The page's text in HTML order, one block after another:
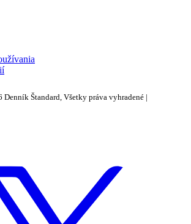
Denník Štandard, Všetky práva vyhradené |